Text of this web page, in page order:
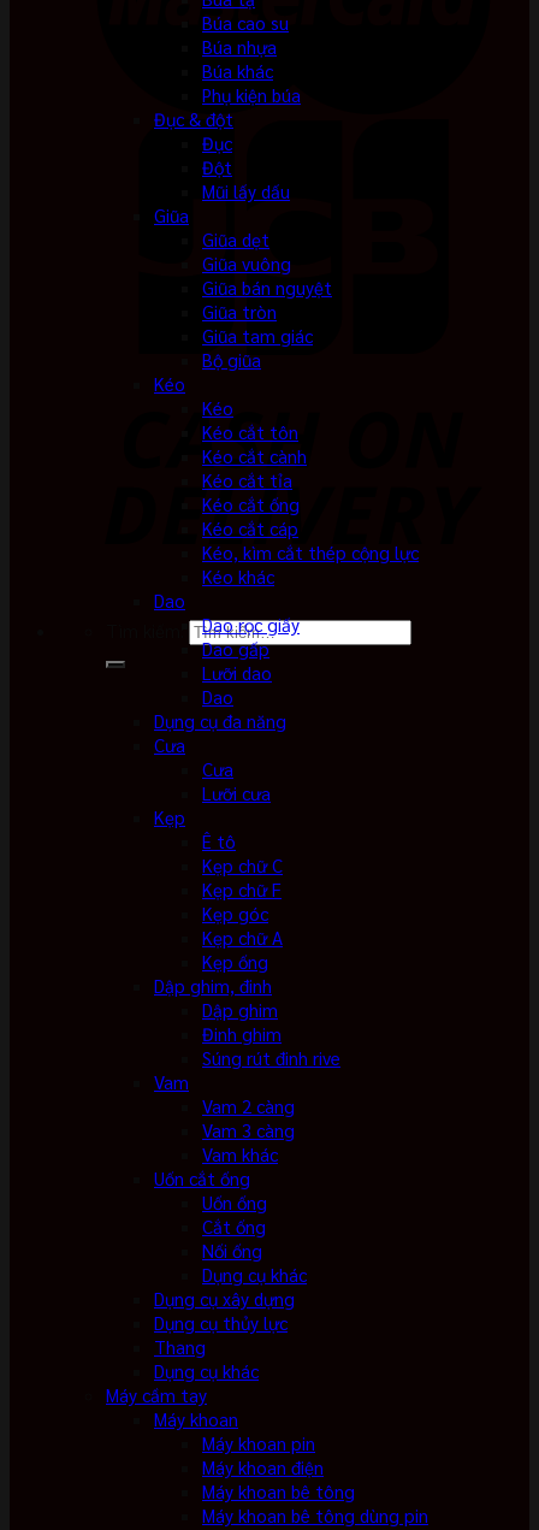
Búa cao su
Búa nhựa
Búa khác
Phụ kiện búa
Đục & đột
Đục
Đột
Mũi lấy dấu
Giũa
Giũa dẹt
Giũa vuông
Giũa bán nguyệt
Giũa tròn
Giũa tam giác
Bộ giũa
Kéo
Kéo
Kéo cắt tôn
Kéo cắt cành
Kéo cắt tỉa
Kéo cắt ống
Kéo cắt cáp
Kéo, kìm cắt thép cộng lực
Kéo khác
Dao
Dao rọc giấy
Dao gấp
Lưỡi dao
Dao
Dụng cụ đa năng
Cưa
Cưa
Lưỡi cưa
Kẹp
Ê tô
Kẹp chữ C
Kẹp chữ F
Kẹp góc
Kẹp chữ A
Kẹp ống
Dập ghim, đinh
Dập ghim
Đinh ghim
Súng rút đinh rive
Vam
Vam 2 càng
Vam 3 càng
Vam khác
Uốn cắt ống
Uốn ống
Cắt ống
Nối ống
Dụng cụ khác
Dụng cụ xây dựng
Dụng cụ thủy lực
Thang
Dụng cụ khác
Máy cầm tay
Máy khoan
Máy khoan pin
Máy khoan điện
Máy khoan bê tông
Máy khoan bê tông dùng pin